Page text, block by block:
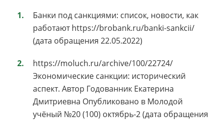
Банки под санкциями: список, новости, как
работают https://brobank.ru/banki-sankcii/
(дата обращения 22.05.2022)
https://moluch.ru/archive/100/22724/
Экономические санкции: исторический
аспект. Автор Годованник Екатерина
Дмитриевна Опубликовано в Молодой
учёный №20 (100) октябрь-2 (дата обращения